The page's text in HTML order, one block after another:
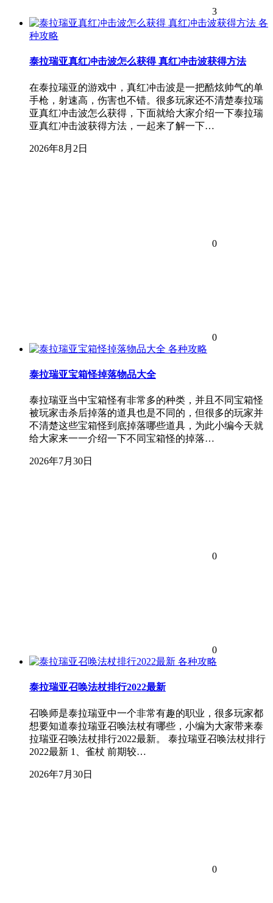
3
各
种攻略
泰拉瑞亚真红冲击波怎么获得 真红冲击波获得方法
在泰拉瑞亚的游戏中，真红冲击波是一把酷炫帅气的单
手枪，射速高，伤害也不错。很多玩家还不清楚泰拉瑞
亚真红冲击波怎么获得，下面就给大家介绍一下泰拉瑞
亚真红冲击波获得方法，一起来了解一下…
2026年8月2日
0
0
各种攻略
泰拉瑞亚宝箱怪掉落物品大全
泰拉瑞亚当中宝箱怪有非常多的种类，并且不同宝箱怪
被玩家击杀后掉落的道具也是不同的，但很多的玩家并
不清楚这些宝箱怪到底掉落哪些道具，为此小编今天就
给大家来一一介绍一下不同宝箱怪的掉落…
2026年7月30日
0
0
各种攻略
泰拉瑞亚召唤法杖排行2022最新
召唤师是泰拉瑞亚中一个非常有趣的职业，很多玩家都
想要知道泰拉瑞亚召唤法杖有哪些，小编为大家带来泰
拉瑞亚召唤法杖排行2022最新。 泰拉瑞亚召唤法杖排行
2022最新 1、雀杖 前期较…
2026年7月30日
0